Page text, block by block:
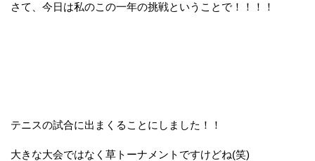
さて、今日は私のこの一年の挑戦ということで！！！！
テニスの試合に出まくることにしました！！
大きな大会ではなく草トーナメントですけどね(笑)